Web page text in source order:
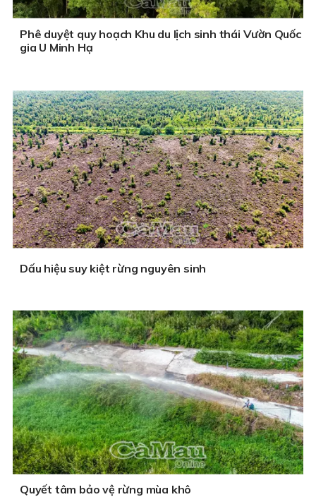
Phê duyệt quy hoạch Khu du lịch sinh thái Vườn Quốc
gia U Minh Hạ
Dấu hiệu suy kiệt rừng nguyên sinh
Quyết tâm bảo vệ rừng mùa khô